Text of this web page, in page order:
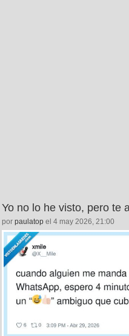
Yo no lo he visto, pero te
por paulatop el 4 may 2026, 21:00